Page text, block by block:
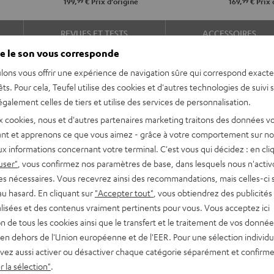
REVUES ET TESTS ACCESSOIRES
basses caractéristiques
3 sera votre casque
à la maison ou
réduction active du
le son vous corresponde
vous offrir une expérience de navigation sûre qui correspond
Pour cela, Teufel utilise des cookies et d'autres technologies de suivi
celles de tiers et utilise des services de personnalisation.
cookies, nous et d'autres partenaires marketing traitons des données
et apprenons ce que vous aimez - grâce à votre comportement sur
informations concernant votre terminal. C'est vous qui décidez : en
, vous confirmez nos paramètres de base, dans lesquels nous
nécessaires. Vous recevrez ainsi des recommandations, mais celles-ci
hasard. En cliquant sur "Accepter tout" , vous obtiendrez des publicités
et des contenus vraiment pertinents pour vous. Vous acceptez ici
de tous les cookies ainsi que le transfert et le traitement de vos
dehors de l'Union européenne et de l'EER. Pour une sélection
aussi activer ou désactiver chaque catégorie séparément et
la sélection"